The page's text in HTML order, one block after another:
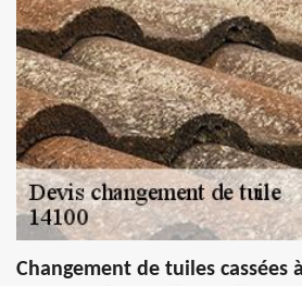
Changement de tuiles cassées